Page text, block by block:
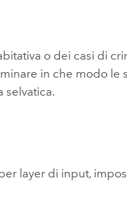
o dei casi di
in che modo le
selvatica.
layer di input,